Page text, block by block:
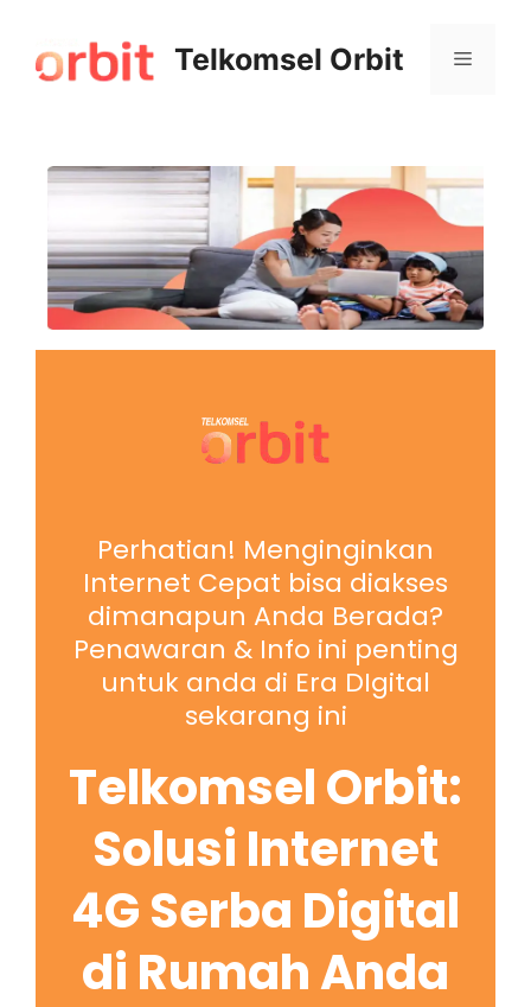
Telkomsel Orbit
Perhatian! Menginginkan
Internet Cepat bisa diakses
dimanapun Anda Berada?
Penawaran & Info ini penting
untuk anda di Era DIgital
sekarang ini
Telkomsel Orbit:
Solusi Internet
4G Serba Digital
di Rumah Anda